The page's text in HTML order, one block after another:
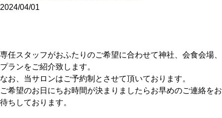
2024/04/01
専任スタッフがおふたりのご希望に合わせて神社、会食会場、
プランをご紹介致します。
なお、当サロンはご予約制とさせて頂いております。
ご希望のお日にちお時間が決まりましたらお早めのご連絡をお
待ちしております。